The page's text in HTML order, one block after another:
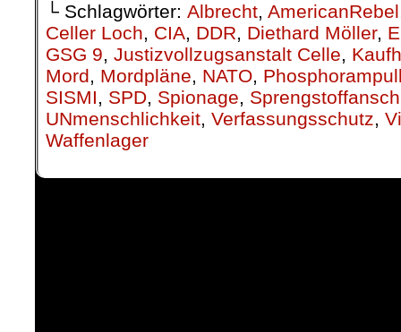
└ Schlagwörter: Albrecht, AmericanRebel
Celler Loch, CIA, DDR, Diethard Möller,
GSG 9, Justizvollzugsanstalt Celle,
Mord, Mordpläne, NATO,
SISMI, SPD, Spionage,
UNmenschlichkeit, Verfassungsschutz,
Waffenlager